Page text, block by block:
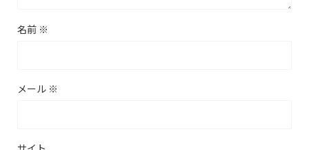
名前 ※
メール ※